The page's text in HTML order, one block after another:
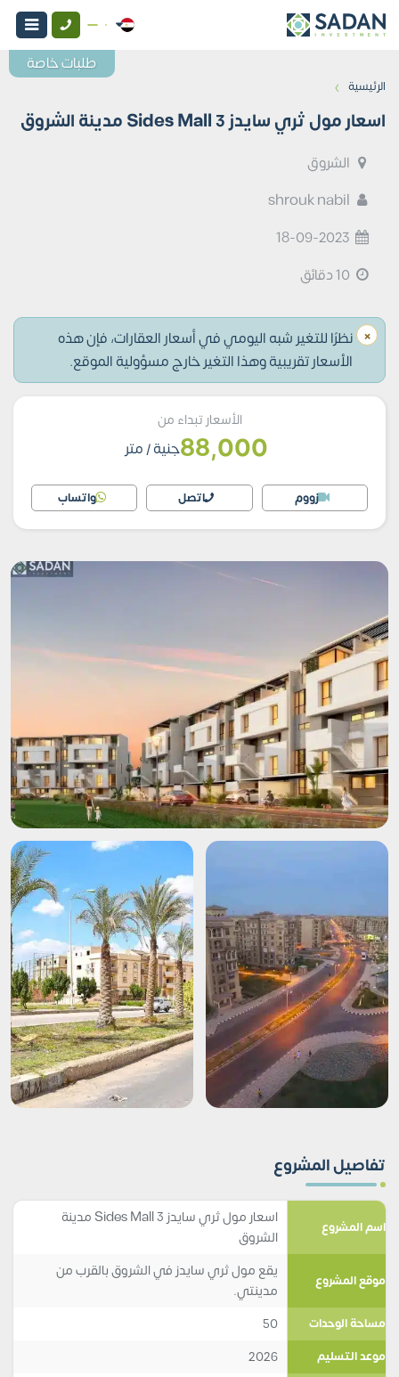
الرئيسية ›
اسعار مول ثري سايدز 3 Sides Mall مدينة الشروق
الشروق
18-09-2023
× نظرًا للتغير شبه اليومي في أسعار العقارات، فإن هذه
الأسعار تقريبية وهذا التغير خارج مسؤولية الموقع.
الأسعار تبداء من
88,000جنية/ متر
زووم اتصل واتساب
تفاصيل المشروع
اسم المشروع
اسعار مول ثري سايدز 3 Sides Mall مدينة
الشروق
موقع المشروع
يقع مول ثري سايدز في الشروق بالقرب من
مدينتي.
مساحة الوحدات 50
موعد التسليم 2026
طلبات خاصة